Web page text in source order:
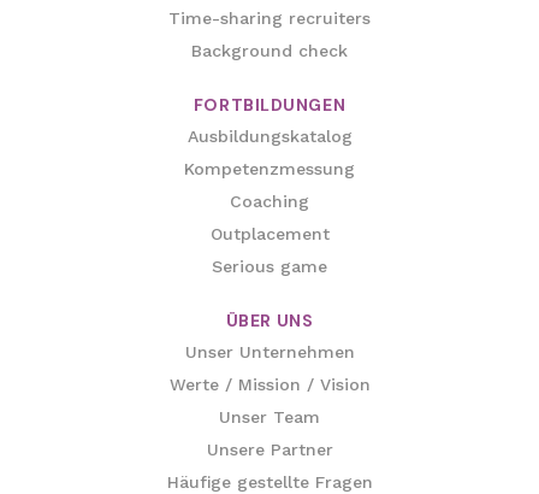
Time-sharing recruiters
Background check
FORTBILDUNGEN
Ausbildungskatalog
Kompetenzmessung
Coaching
Outplacement
Serious game
ÜBER UNS
Unser Unternehmen
Werte / Mission / Vision
Unser Team
Unsere Partner
Häufige gestellte Fragen